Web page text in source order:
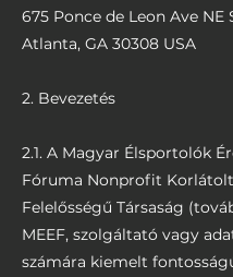
675 Ponce de Leon Ave NE
Atlanta, GA 30308 USA
2. Bevezetés
2.1. A Magyar Élsportolók
Fóruma Nonprofit Korlátolt
Felelősségű Társaság
MEEF, szolgáltató vagy
számára kiemelt